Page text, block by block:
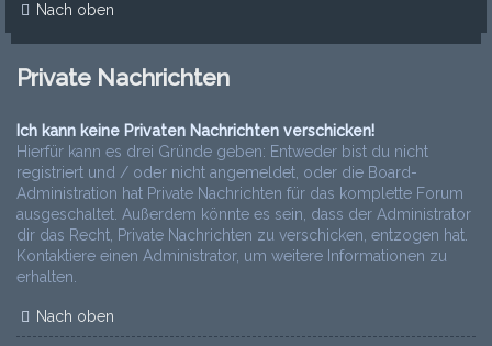
Nach oben
Private Nachrichten
Ich kann keine Privaten Nachrichten verschicken!
Hierfür kann es drei Gründe geben: Entweder bist du nicht
registriert und / oder nicht angemeldet, oder die Board-
Administration hat Private Nachrichten für das komplette Forum
ausgeschaltet. Außerdem könnte es sein, dass der Administrator
dir das Recht, Private Nachrichten zu verschicken, entzogen hat.
Kontaktiere einen Administrator, um weitere Informationen zu
erhalten.
Nach oben